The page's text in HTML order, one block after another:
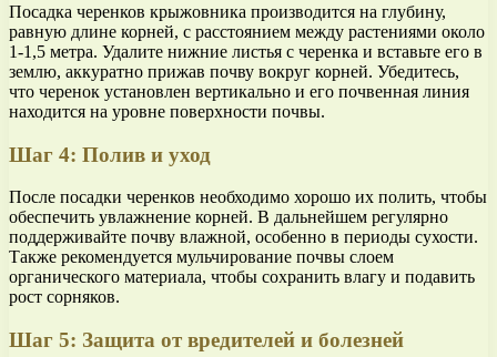
Посадка черенков крыжовника производится на глубину,
равную длине корней, с расстоянием между растениями около
1-1,5 метра. Удалите нижние листья с черенка и вставьте его в
землю, аккуратно прижав почву вокруг корней. Убедитесь,
что черенок установлен вертикально и его почвенная линия
находится на уровне поверхности почвы.
Шаг 4: Полив и уход
После посадки черенков необходимо хорошо их полить, чтобы
обеспечить увлажнение корней. В дальнейшем регулярно
поддерживайте почву влажной, особенно в периоды сухости.
Также рекомендуется мульчирование почвы слоем
органического материала, чтобы сохранить влагу и подавить
рост сорняков.
Шаг 5: Защита от вредителей и болезней